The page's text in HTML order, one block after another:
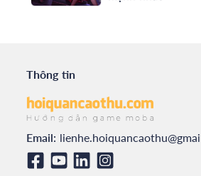
Thông tin
Email: